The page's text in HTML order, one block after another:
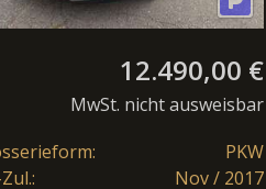
12.490,00 €
MwSt. nicht ausweisbar
PKW
Nov / 2017